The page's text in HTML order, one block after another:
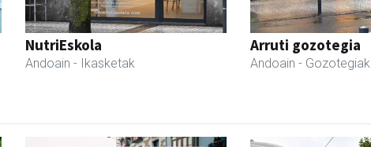
NutriEskola
Andoain - Ikasketak
Arruti gozotegia
Andoain - Gozotegiak